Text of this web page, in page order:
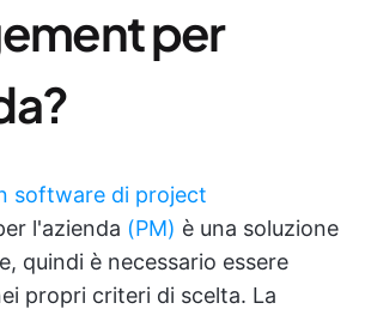
per
software di project
l'azienda (PM) è una soluzione
quindi è necessario essere
propri criteri di scelta. La